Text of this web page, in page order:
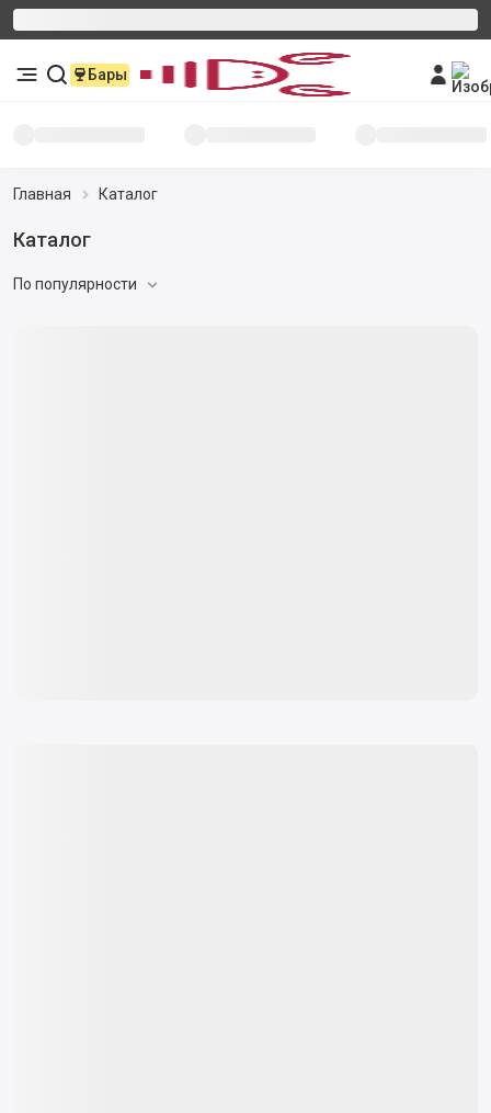
Бары
Главная Каталог
Каталог
По популярности